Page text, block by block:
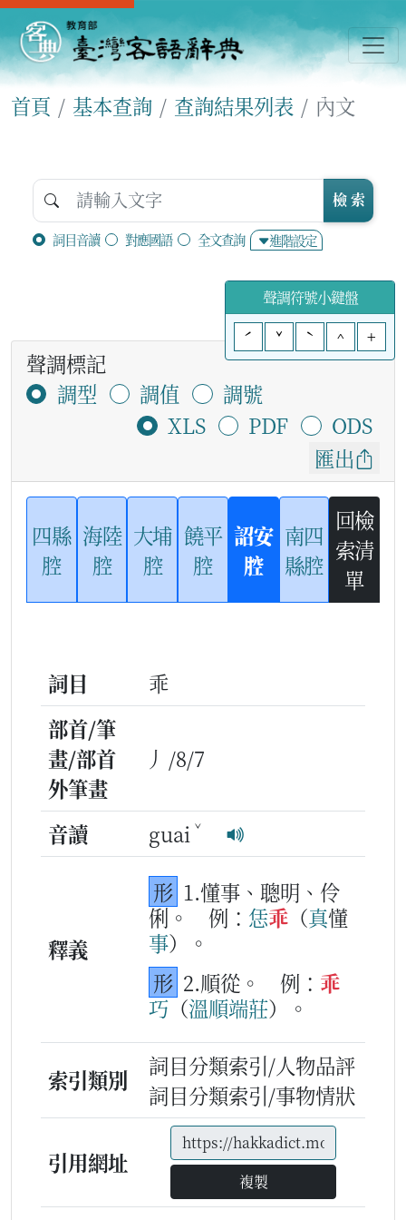
首頁 基本查詢 查詢結果列表 內文
詞目音讀 對應國語 全文查詢 進階設定
檢 索
聲調符號小鍵盤
ˊ
ˇ ˋ ^ +
聲調標記
調型
調值
調號
XLS
PDF
ODS
匯出
四縣
腔
海陸
腔
大埔
腔
饒平
腔
詔安
腔
南四
縣腔
回檢
索清
單
詞目
乖
部首/筆
畫/部首
外筆畫
丿/8/7
音讀 guai ˇ
釋義
形 1.懂事、聰明、伶
俐。
例： 恁乖 （真懂
事）。
形 2.順從。 例： 乖
巧（溫順端莊）。
索引類別
詞目分類索引/人物品評
詞目分類索引/事物情狀
引用網址
複製